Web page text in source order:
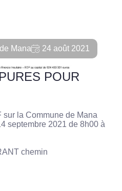
Mana 24 août 2021
POUR
la Commune de Mana
septembre 2021 de 8h00 à
chemin